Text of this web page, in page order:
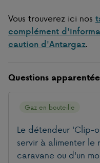
Vous trouverez ici nos
complément
caution d'Antargaz.
Questions
Le détendeur 'Clip-
servir à alimenter le
caravane ou d'un
Gaz en bouteille